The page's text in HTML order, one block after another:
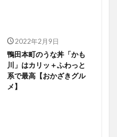
2022年2月9日
鴨田本町のうな丼「かも
川」はカリッ＋ふわっと
系で最高【おかざきグル
メ】